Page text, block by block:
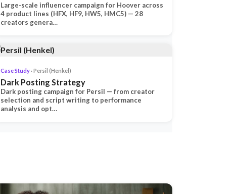
Large-scale influencer campaign for Hoover across
4 product lines (HFX, HF9, HW5, HMC5) — 28
creators genera…
Case Study· Persil (Henkel)
Dark Posting Strategy
Dark posting campaign for Persil — from creator
selection and script writing to performance
analysis and opt…